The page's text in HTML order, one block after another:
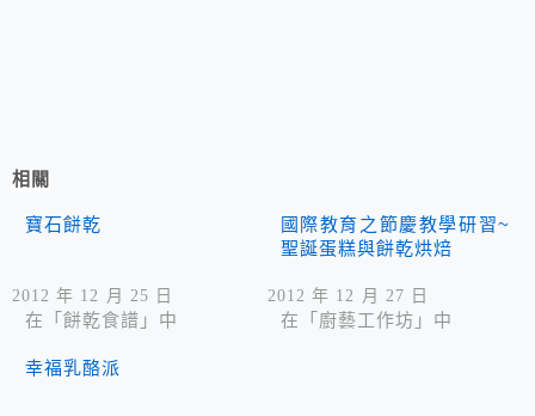
相關
寶石餅乾
2012 年 12 月 25 日
在「餅乾食譜」中
國際教育之節慶教學研習~
聖誕蛋糕與餅乾烘焙
2012 年 12 月 27 日
在「廚藝工作坊」中
幸福乳酪派